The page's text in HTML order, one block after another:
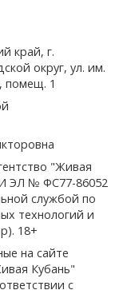
край, г.
округ, ул. им.
помещ. 1
"Живая
ЭЛ № ФС77-86052
службой по
технологий и
18+
на сайте
Кубань"
с